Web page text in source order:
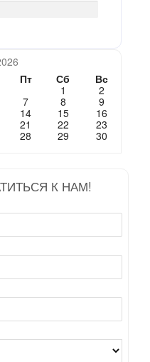
Пт Сб
Вс
1
2
7 8
9
14 15
16
21 22
23
28 29
30
К НАМ!